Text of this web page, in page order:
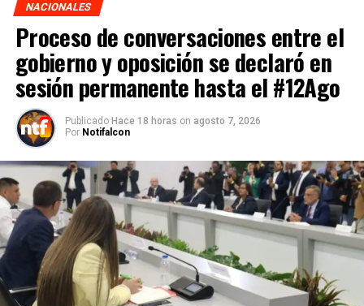
NACIONALES
Proceso de conversaciones entre el
gobierno y oposición se declaró en
sesión permanente hasta el #12Ago
Publicado Hace 18 horas on agosto 7, 2026
Por Notifalcon